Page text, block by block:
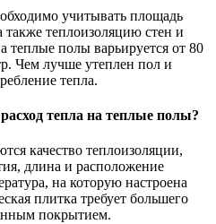
учитывать площадь
теплоизоляцию стен и
теплые полы варьируется от 80
Чем лучше утеплен пол и
тепла.
тепла на теплые полы?
качество теплоизоляции,
длина и расположение
на которую настроена
плитка требует большего
покрытием.